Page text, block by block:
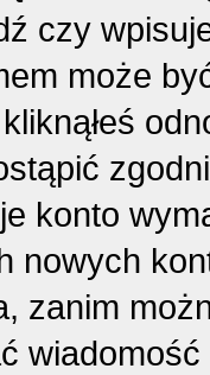
czy
może
konto
nowych
zanim